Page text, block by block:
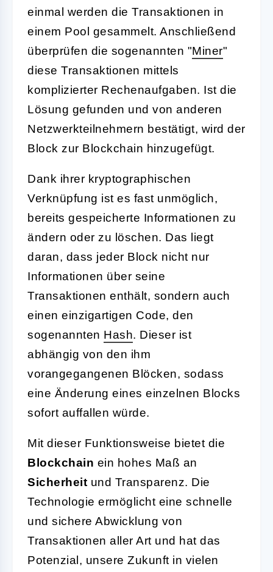
einmal werden die Transaktionen in
einem Pool gesammelt. Anschließend
überprüfen die sogenannten "Miner"
diese Transaktionen mittels
komplizierter Rechenaufgaben. Ist die
Lösung gefunden und von anderen
Netzwerkteilnehmern bestätigt, wird der
Block zur Blockchain hinzugefügt.
Dank ihrer kryptographischen
Verknüpfung ist es fast unmöglich,
bereits gespeicherte Informationen zu
ändern oder zu löschen. Das liegt
daran, dass jeder Block nicht nur
Informationen über seine
Transaktionen enthält, sondern auch
einen einzigartigen Code, den
sogenannten Hash. Dieser ist
abhängig von den ihm
vorangegangenen Blöcken, sodass
eine Änderung eines einzelnen Blocks
sofort auffallen würde.
Mit dieser Funktionsweise bietet die
Blockchain ein hohes Maß an
Sicherheit und Transparenz. Die
Technologie ermöglicht eine schnelle
und sichere Abwicklung von
Transaktionen aller Art und hat das
Potenzial, unsere Zukunft in vielen